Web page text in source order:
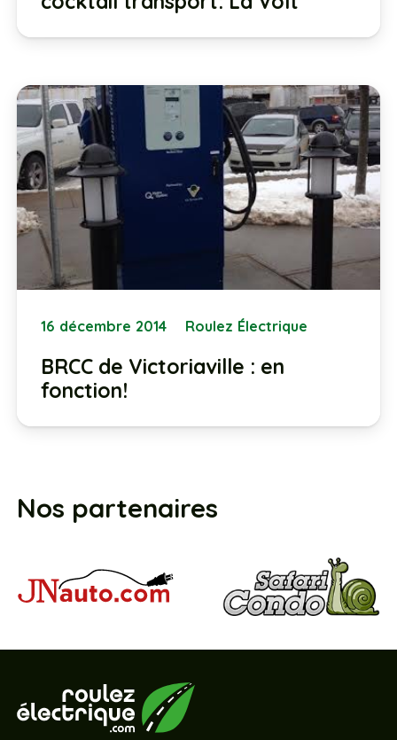
16 décembre 2014 Roulez Électrique
BRCC de Victoriaville : en
fonction!
Nos partenaires